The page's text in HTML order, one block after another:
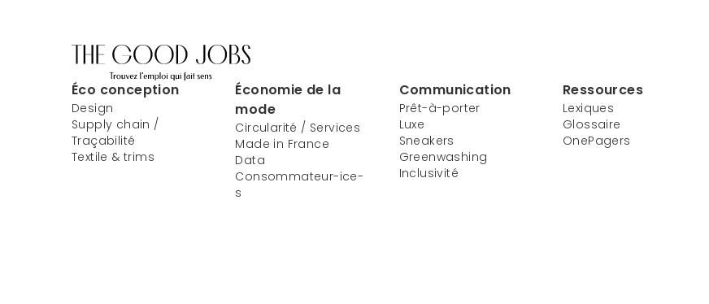
Éco conception
Design
Supply chain /
Traçabilité
Textile & trims
Économie de la
mode
Circularité / Services
Made in France
Data
Consommateur-ice-
s
Communication
Prêt-à-porter
Luxe
Sneakers
Greenwashing
Inclusivité
Ressources
Lexiques
Glossaire
OnePagers